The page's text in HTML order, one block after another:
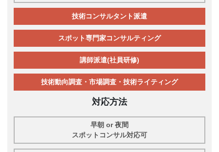
技術コンサルタント派遣
スポット専門家コンサルティング
講師派遣(社員研修)
技術動向調査・市場調査・技術ライティング
対応方法
早朝 or 夜間
スポットコンサル対応可